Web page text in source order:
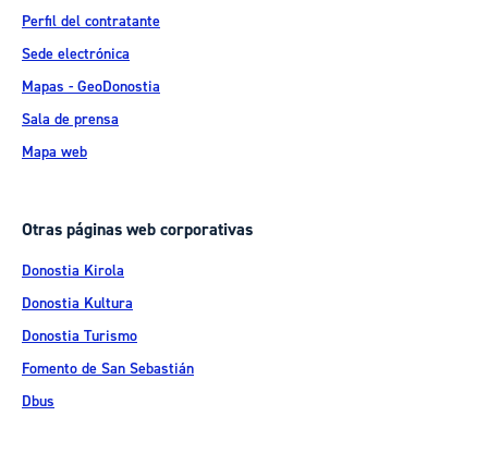
Perfil del contratante
Sede electrónica
Mapas - GeoDonostia
Sala de prensa
Mapa web
Otras páginas web corporativas
Donostia Kirola
Donostia Kultura
Donostia Turismo
Fomento de San Sebastián
Dbus